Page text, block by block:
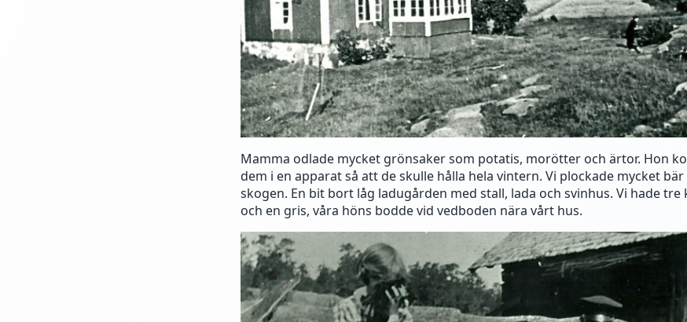
Mamma odlade mycket grönsaker som potatis, morötter och ärtor. Hon
dem i en apparat så att de skulle hålla hela vintern. Vi plockade mycket bär
skogen. En bit bort låg ladugården med stall, lada och svinhus. Vi hade tre
och en gris, våra höns bodde vid vedboden nära vårt hus.